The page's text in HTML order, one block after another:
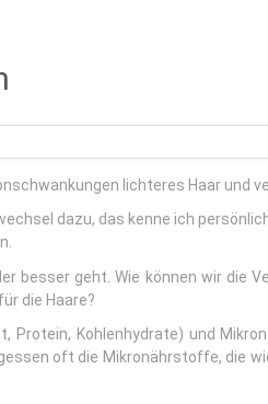
lichteres Haar und
dazu, das kenne ich
besser geht. Wie können wir die
die Haare?
Kohlenhydrate) und
oft die Mikronährstoffe, die